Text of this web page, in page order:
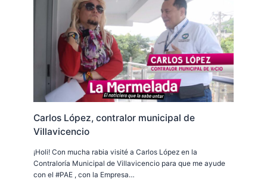
Carlos López, contralor municipal de
Villavicencio
¡Holi! Con mucha rabia visité a Carlos López en la
Contraloría Municipal de Villavicencio para que me ayude
con el #PAE , con la Empresa…